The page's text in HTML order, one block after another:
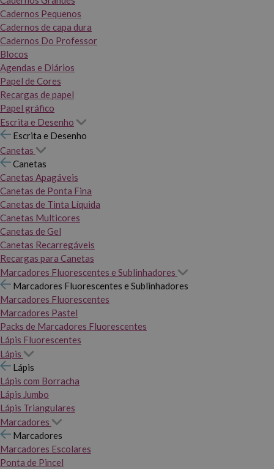
Cadernos Pequenos
Cadernos de capa dura
Cadernos Do Professor
Blocos
Agendas e Diários
Papel de Cores
Recargas de papel
Papel gráfico
Escrita e Desenho
Escrita e Desenho
Canetas
Canetas
Canetas Apagáveis
Canetas de Ponta Fina
Canetas de Tinta Líquida
Canetas Multicores
Canetas de Gel
Canetas Recarregáveis
Recargas para Canetas
Marcadores Fluorescentes e Sublinhadores
Marcadores Fluorescentes e Sublinhadores
Marcadores Fluorescentes
Marcadores Pastel
Packs de Marcadores Fluorescentes
Lápis Fluorescentes
Lápis
Lápis
Lápis com Borracha
Lápis Jumbo
Lápis Triangulares
Marcadores
Marcadores
Marcadores Escolares
Ponta de Pincel